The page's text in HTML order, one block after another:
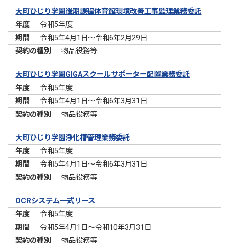
大町ひじり学園後期課程体育館環境改善工事監理業務委託
令和5年度
令和5年4月1日～令和6年2月29日
物品役務等
大町ひじり学園GIGAスクールサポーター配置業務委託
令和5年度
令和5年4月1日～令和6年3月31日
物品役務等
大町ひじり学園浄化槽管理業務委託
令和5年度
令和5年4月1日～令和6年3月31日
物品役務等
OCRシステム一式リース
令和5年度
令和5年4月1日～令和10年3月31日
物品役務等